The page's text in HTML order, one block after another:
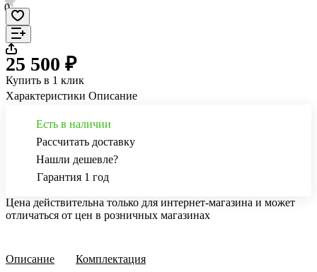
0
25 500 ₽
Купить в 1 клик
Характеристики Описание
Есть в наличии
Рассчитать доставку
Нашли дешевле?
Гарантия 1 год
Цена действительна только для интернет-магазина и может
отличаться от цен в розничных магазинах
Описание Комплектация